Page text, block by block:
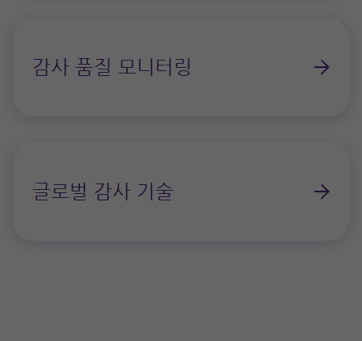
주식회사 외부감사에 관한 법률 및 증권거래법에 따른 내부
미국 및 외국 회계기준에 따른 재무제표 작성 및 검토
감사 품질 모니터링
글로벌 감사 기술